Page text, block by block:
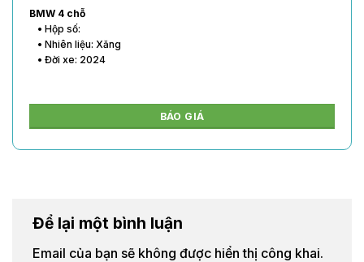
BMW 4 chỗ
• Hộp số:
• Nhiên liệu: Xăng
• Đời xe: 2024
BÁO GIÁ
Để lại một bình luận
Email của bạn sẽ không được hiển thị công khai.